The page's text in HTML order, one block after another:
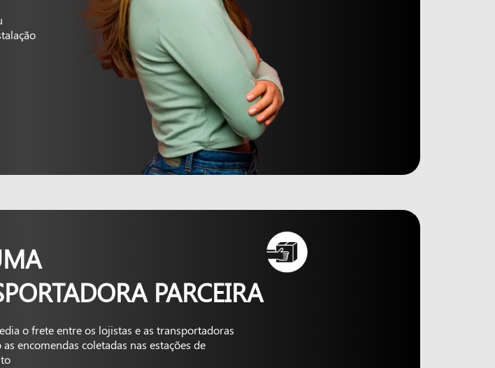
PARCEIRA
o frete entre os lojistas e as transportadoras
as encomendas coletadas nas estações de